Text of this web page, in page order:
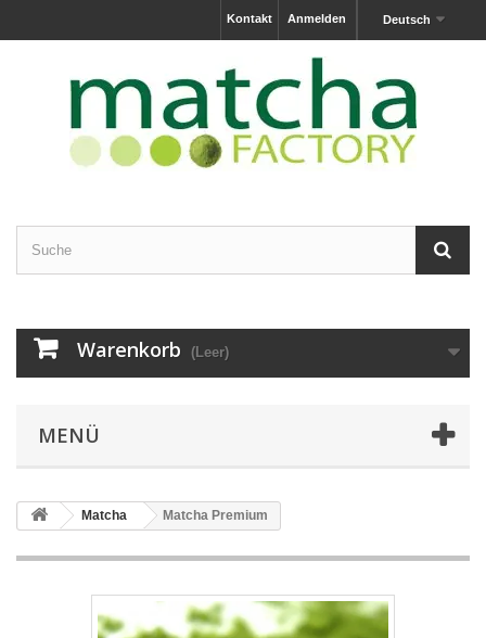
Deutsch
Anmelden
Kontakt
Warenkorb (Leer)
MENÜ
Matcha Matcha Premium